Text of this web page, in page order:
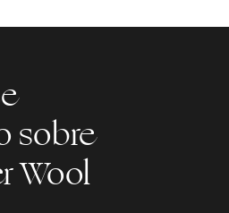
sobre
Wool